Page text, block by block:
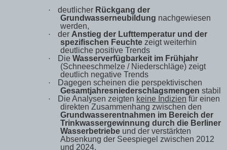
· deutlicher Rückgang der
Grundwasserneubildung nachgewiesen
werden,
· der Anstieg der Lufttemperatur und der
spezifischen Feuchte zeigt weiterhin
deutliche positive Trends
· DieWasserverfügbarkeit im Frühjahr
(Schneeschmelze / Niederschläge) zeigt
deutlich negative Trends
·
Dagegen scheinen die perspektivischen
Gesamtjahresniederschlagsmengen stabil
· Die Analysen zeigten keine Indizien für einen
direkten Zusammenhang zwischen den
Grundwasserentnahmen im Bereich der
Trinkwassergewinnung durch die Berliner
Wasserbetriebe und der verstärkten
Absenkung der Seespiegel zwischen 2012
und 2024.